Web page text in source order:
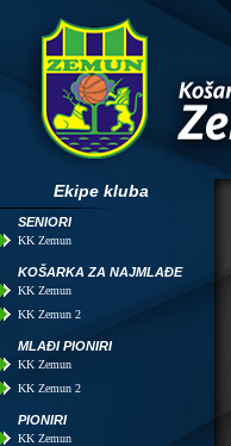
Ekipe kluba
SENIORI
KK Zemun
KOŠARKA ZA NAJMLAĐE
KK Zemun
KK Zemun 2
MLAĐI PIONIRI
KK Zemun
KK Zemun 2
PIONIRI
KK Zemun